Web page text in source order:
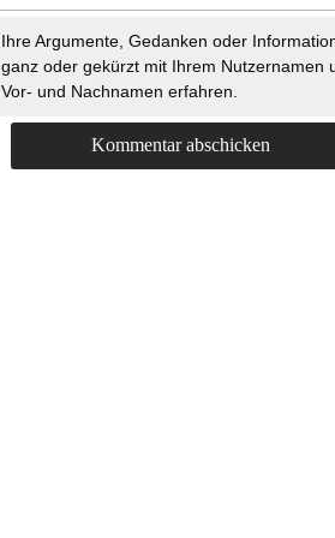
Ihre Argumente, Gedanken oder
ganz oder gekürzt mit Ihrem Nutzernamen
Vor- und Nachnamen erfahren.